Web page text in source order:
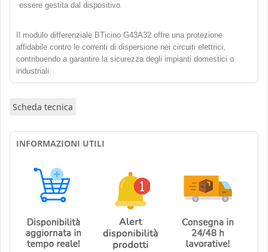
essere gestita dal dispositivo.
Il modulo differenziale BTicino G43A32 offre una protezione
affidabile contro le correnti di dispersione nei circuiti elettrici,
contribuendo a garantire la sicurezza degli impianti domestici o
industriali.
Scheda tecnica
INFORMAZIONI UTILI